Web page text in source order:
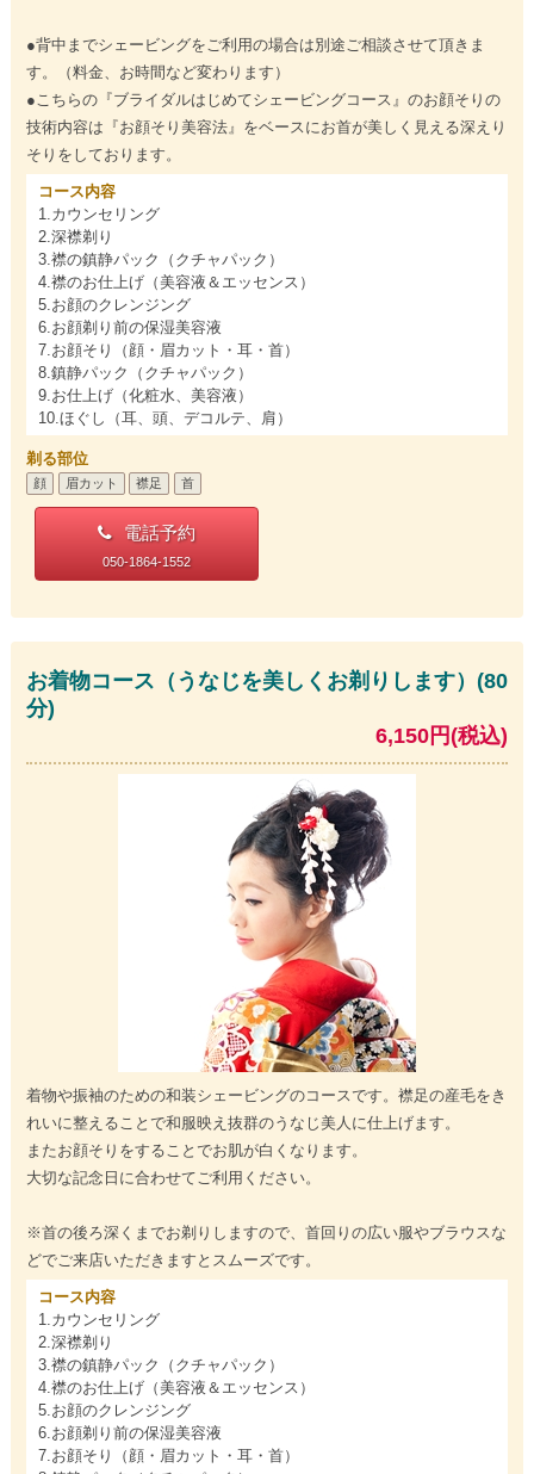
●背中までシェービングをご利用の場合は別途ご相談させて頂きま
す。（料金、お時間など変わります）
●こちらの『ブライダルはじめてシェービングコース』のお顔そりの
技術内容は『お顔そり美容法』をベースにお首が美しく見える深えり
そりをしております。
コース内容
1.カウンセリング
2.深襟剃り
3.襟の鎮静パック（クチャパック）
4.襟のお仕上げ（美容液＆エッセンス）
5.お顔のクレンジング
6.お顔剃り前の保湿美容液
7.お顔そり（顔・眉カット・耳・首）
8.鎮静パック（クチャパック）
9.お仕上げ（化粧水、美容液）
10.ほぐし（耳、頭、デコルテ、肩）
剃る部位
顔 眉カット 襟足 首
電話予約
050-1864-1552
お着物コース（うなじを美しくお剃りします）(80
分)
6,150円(税込)
着物や振袖のための和装シェービングのコースです。襟足の産毛をき
れいに整えることで和服映え抜群のうなじ美人に仕上げます。
またお顔そりをすることでお肌が白くなります。
大切な記念日に合わせてご利用ください。
※首の後ろ深くまでお剃りしますので、首回りの広い服やブラウスな
どでご来店いただきますとスムーズです。
コース内容
1.カウンセリング
2.深襟剃り
3.襟の鎮静パック（クチャパック）
4.襟のお仕上げ（美容液＆エッセンス）
5.お顔のクレンジング
6.お顔剃り前の保湿美容液
7.お顔そり（顔・眉カット・耳・首）